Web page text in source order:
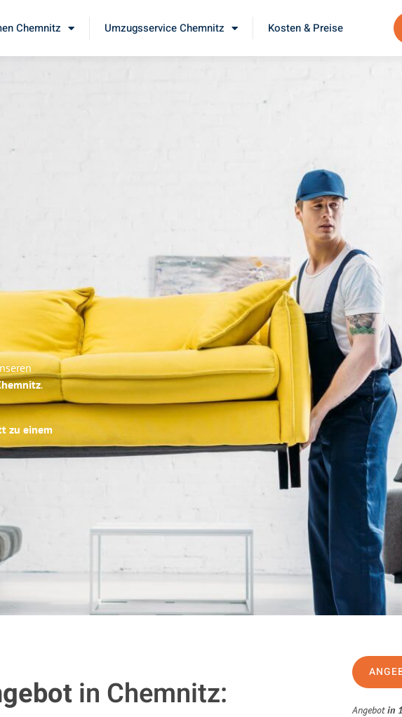
Chemnitz Umzugsservice Chemnitz Kosten & Preise
.
zu einem
in Chemnitz: Angebotin